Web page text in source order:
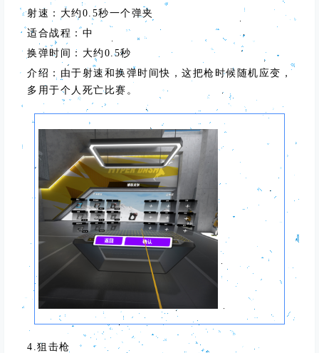
射速：大约0.5秒一个弹夹
适合战程：中
换弹时间：大约0.5秒
介绍：由于射速和换弹时间快，这把枪时候随机应变，
多用于个人死亡比赛。
4.狙击枪